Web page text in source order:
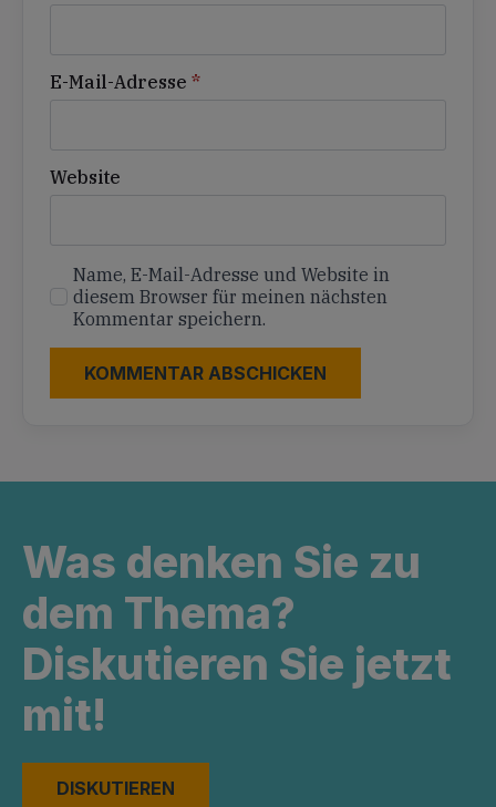
E-Mail-Adresse *
Website
Name, E-Mail-Adresse und Website in
diesem Browser für meinen nächsten
Kommentar speichern.
Was denken Sie zu
dem Thema?
Diskutieren Sie jetzt
mit!
DISKUTIEREN